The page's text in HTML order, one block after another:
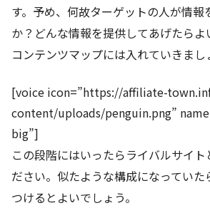
す。予め、何故ターゲットの人が情報
か？どんな情報を提供してあげたら
コンテンツマップには入れていきまし
[voice icon=”https://affiliate-
content/uploads/penguin.png”
big”]
この段階にはいったらライバルサイト
ださい。似たような構成になってい
つけるとよいでしょう。